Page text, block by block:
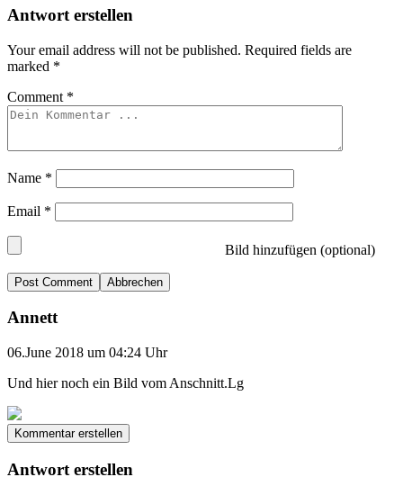
Antwort erstellen
Your email address will not be published. Required fields are
marked *
Comment *
Name *
Email *
Bild hinzufügen (optional)
Abbrechen
Annett
06.June 2018 um 04:24 Uhr
Und hier noch ein Bild vom Anschnitt.Lg
Kommentar erstellen
Antwort erstellen